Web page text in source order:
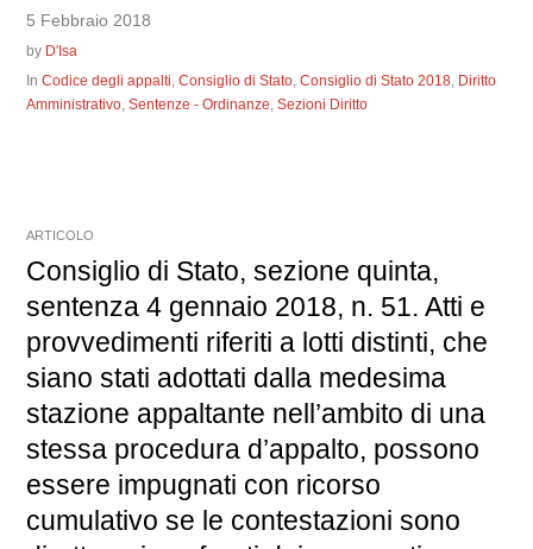
5 Febbraio 2018
by D'Isa
InCodice degli appalti ,Consiglio di Stato ,Consiglio di Stato 2018 Diritto
Amministrativo ,Sentenze - Ordinanze ,Sezioni Diritto
ARTICOLO
Consiglio di Stato, sezione quinta,
sentenza 4 gennaio 2018, n. 51. Atti e
provvedimenti riferiti a lotti distinti, che
siano stati adottati dalla medesima
stazione appaltante nell’ambito di una
stessa procedura d’appalto, possono
essere impugnati con ricorso
cumulativo se le contestazioni sono